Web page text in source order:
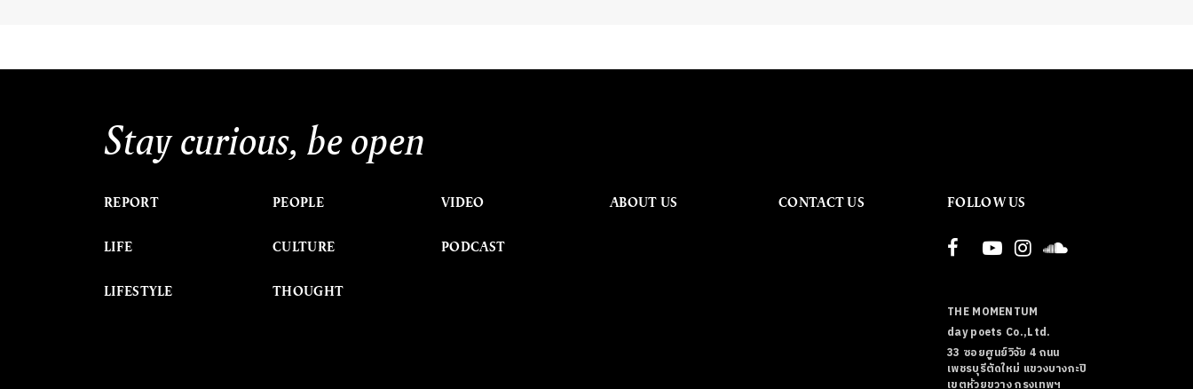
Stay curious, be open
REPORT
LIFE
LIFESTYLE
PEOPLE
CULTURE
THOUGHT
VIDEO
PODCAST
ABOUT US CONTACT US FOLLOW US
THE MOMENTUM
day poets Co.,Ltd.
33 ซอยศูนย์วิจัย 4 ถนน
เพชรบุรีตัดใหม่ แขวงบางกะปิ
เขตห้วยขวาง กรุงเทพฯ